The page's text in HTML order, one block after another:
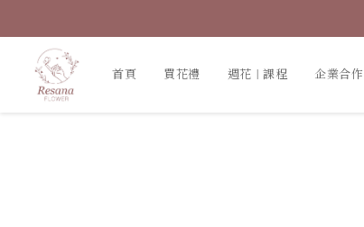
首頁 買花禮 週花｜課程 企業合作